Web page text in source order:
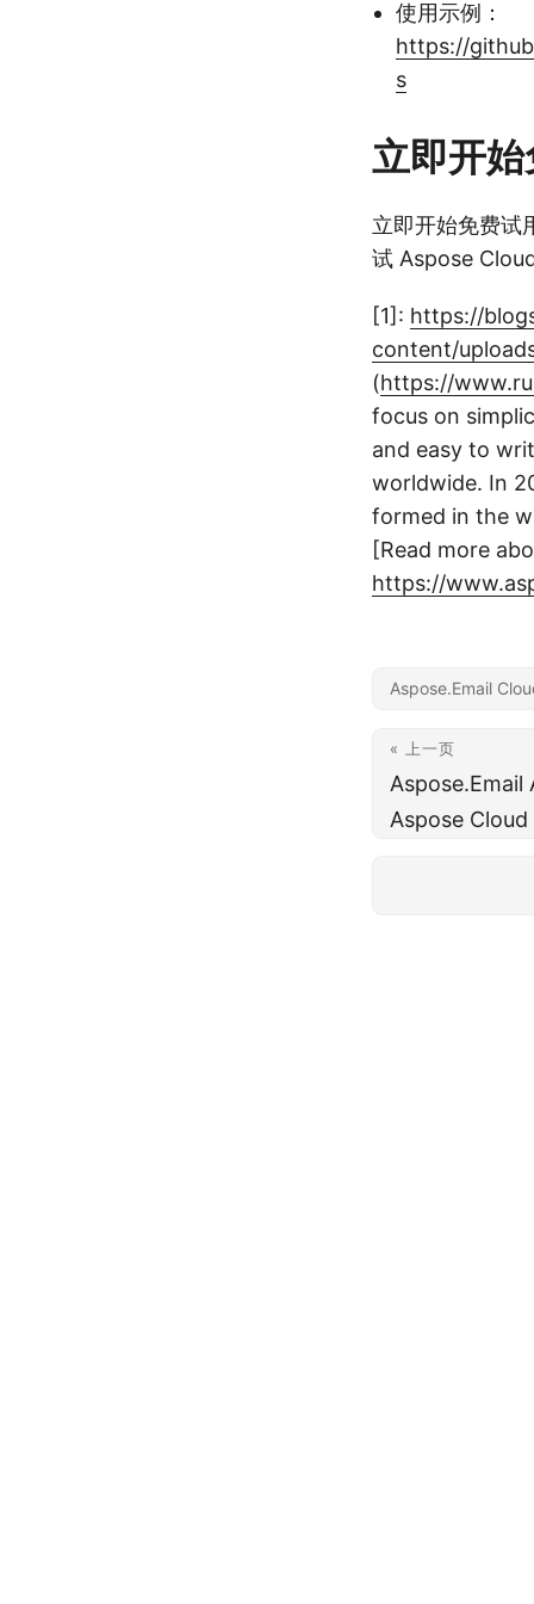
使用示例：
https://
s
立即开
立即开始免费试
试 Aspose
[1]: https://
content/
(https://
focus on
and easy to
worldwide. In
formed in the
[Read more
https://
Aspose.Email
« 上一页
Aspose.Email
Aspose